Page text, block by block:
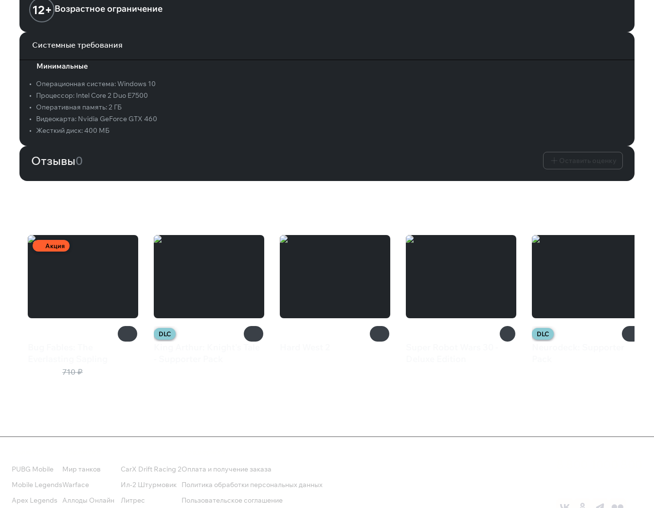
12+ Возрастное ограничение
Системные требования
Минимальные
• Операционная система:Windows 10
•
Процессор: Intel Core 2 Duo E7500
•
Оперативная память:2 ГБ
•
Видеокарта: Nvidia GeForce GTX 460
•
Жесткий диск:400 МБ
Отзывы0
Акция
710 ₽
DLC DLC
PUBG Mobile
Mobile Legends
Apex Legends
Мир танков
Warface
Аллоды Онлайн
CarX Drift Racing 2
Ил-2 Штурмовик
Литрес
Оплата и получение заказа
Политика обработки персональных данных
Пользовательское соглашение